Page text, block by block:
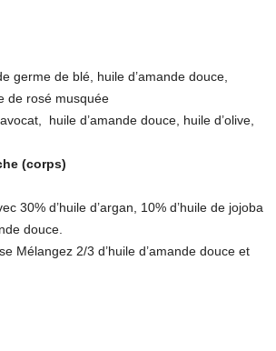
germe de blé, huile d’amande douce,
de rosé musquée
huile d’amande douce, huile d’olive,
(corps)
30% d’huile d’argan, 10% d’huile de jojoba
douce.
Mélangez 2/3 d’huile d’amande douce et